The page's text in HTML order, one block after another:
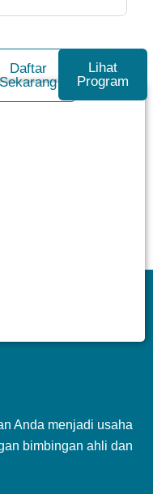
Daftar
Sekarang
Lihat
Program
Anda menjadi usaha
bimbingan ahli dan